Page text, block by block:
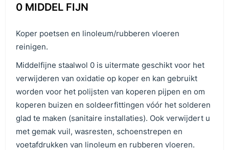
0 MIDDEL FIJN
Koper poetsen en linoleum/rubberen vloeren
reinigen.
Middelfijne staalwol 0 is uitermate geschikt voor het
verwijderen van oxidatie op koper en kan gebruikt
worden voor het polijsten van koperen pijpen en om
koperen buizen en soldeerfittingen vóór het solderen
glad te maken (sanitaire installaties). Ook verwijdert u
met gemak vuil, wasresten, schoenstrepen en
voetafdrukken van linoleum en rubberen vloeren.